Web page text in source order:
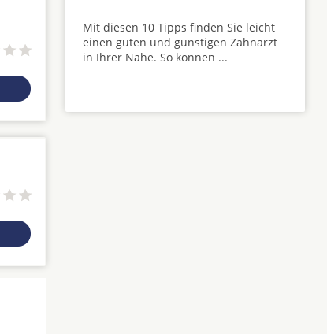
Mit diesen 10 Tipps finden Sie leicht
einen guten und günstigen Zahnarzt
in Ihrer Nähe. So können ...